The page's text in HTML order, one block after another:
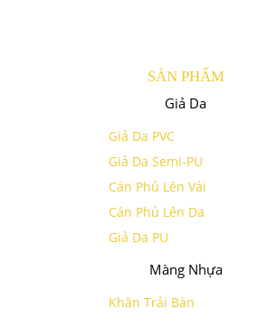
SẢN PHẨM
Giả Da
Giả Da PVC
Giả Da Semi-PU
Cán Phủ Lên Vải
Cán Phủ Lên Da
Giả Da PU
Màng Nhựa
Khăn Trải Bàn